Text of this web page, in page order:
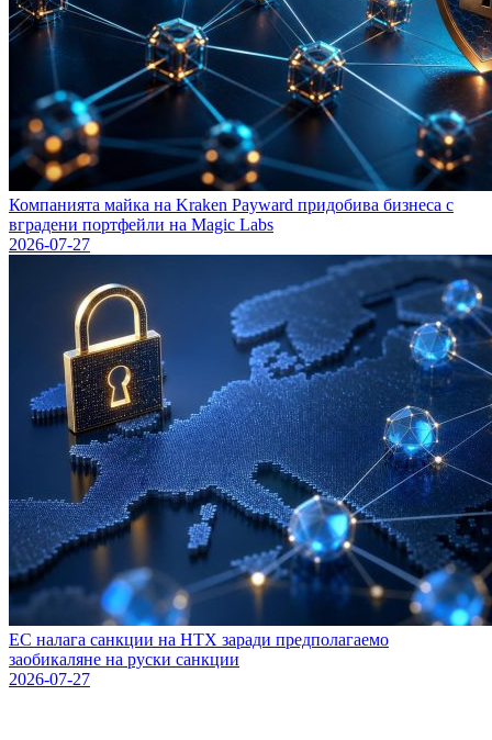
Компанията майка на Kraken Payward придобива бизнеса с
вградени портфейли на Magic Labs
2026-07-27
ЕС налага санкции на HTX заради предполагаемо
заобикаляне на руски санкции
2026-07-27